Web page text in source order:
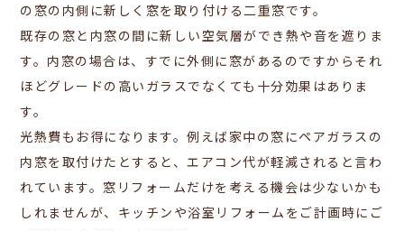
の窓の内側に新しく窓を取り付ける二重窓です。
既存の窓と内窓の間に新しい空気層ができ熱や音を遮りま
す。 内窓の場合は、すでに外側に窓があるのですからそれ
ほどグレードの高いガラスでなくても十分効果はありま
す。
光熱費もお得になります。例えば家中の窓にペアガラスの
内窓を取付けたとすると、エアコン代が軽減されると言わ
れています。窓リフォームだけを考える機会は少ないかも
しれませんが、キッチンや浴室リフォームをご計画時にご